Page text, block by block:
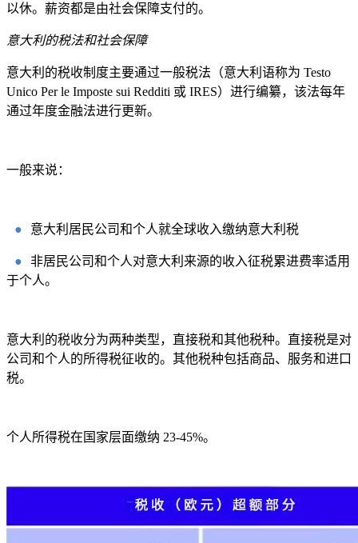
以休。薪资都是由社会保障支付的。
意大利的税法和社会保障
意大利的税收制度主要通过一般税法（意大利语称为 Testo
Unico Per le Imposte sui Redditi 或 IRES）进行编纂，该法每年
通过年度金融法进行更新。
一般来说：
● 意大利居民公司和个人就全球收入缴纳意大利税
●
非居民公司和个人对意大利来源的收入征税累进费率适用
于个人。
意大利的税收分为两种类型，直接税和其他税种。直接税是对
公司和个人的所得税征收的。其他税种包括商品、服务和进口
税。
个人所得税在国家层面缴纳 23-45%。